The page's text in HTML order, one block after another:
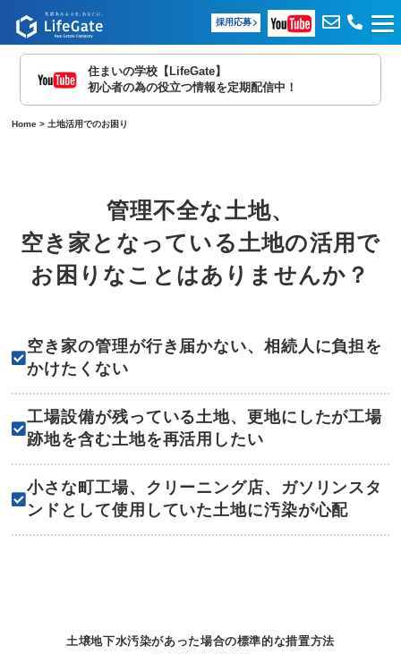
採用応募
住まいの学校【LifeGate】
初心者の為の役立つ情報を定期配信中！
Home >土地活用でのお困り
管理不全な土地、
空き家となっている土地の活用で
お困りなことはありませんか？
空き家の管理が行き届かない、相続人に負担を
かけたくない
工場設備が残っている土地、更地にしたが工場
跡地を含む土地を再活用したい
小さな町工場、クリーニング店、ガソリンスタ
ンドとして使用していた土地に汚染が心配
土壌地下水汚染があった場合の標準的な措置方法